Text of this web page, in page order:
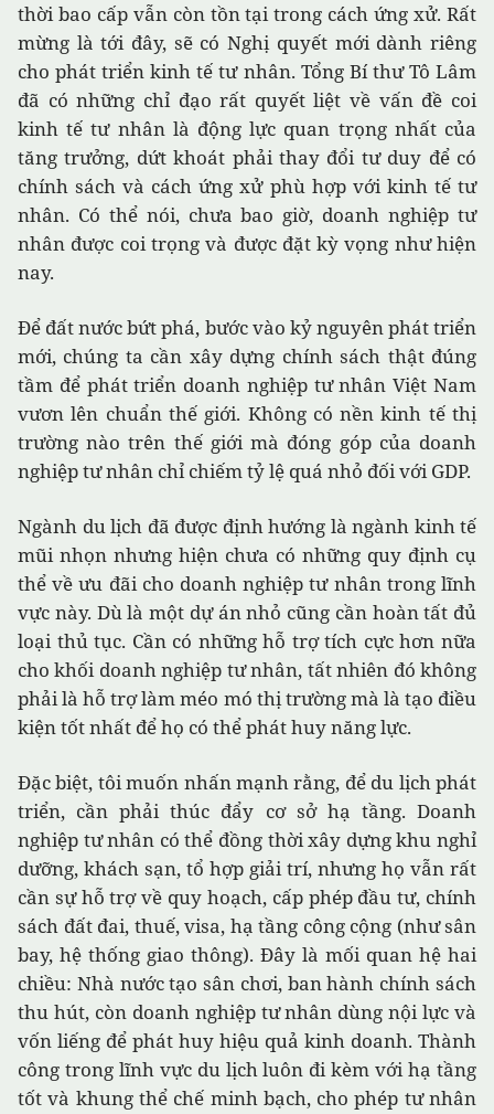
thời bao cấp vẫn còn tồn tại trong cách ứng xử. Rất
mừng là tới đây, sẽ có Nghị quyết mới dành riêng
cho phát triển kinh tế tư nhân. Tổng Bí thư Tô Lâm
đã có những chỉ đạo rất quyết liệt về vấn đề coi
kinh tế tư nhân là động lực quan trọng nhất của
tăng trưởng, dứt khoát phải thay đổi tư duy để có
chính sách và cách ứng xử phù hợp với kinh tế tư
nhân. Có thể nói, chưa bao giờ, doanh nghiệp tư
nhân được coi trọng và được đặt kỳ vọng như hiện
nay.
Để đất nước bứt phá, bước vào kỷ nguyên phát triển
mới, chúng ta cần xây dựng chính sách thật đúng
tầm để phát triển doanh nghiệp tư nhân Việt Nam
vươn lên chuẩn thế giới. Không có nền kinh tế thị
trường nào trên thế giới mà đóng góp của doanh
nghiệp tư nhân chỉ chiếm tỷ lệ quá nhỏ đối với GDP.
Ngành du lịch đã được định hướng là ngành kinh tế
mũi nhọn nhưng hiện chưa có những quy định cụ
thể về ưu đãi cho doanh nghiệp tư nhân trong lĩnh
vực này. Dù là một dự án nhỏ cũng cần hoàn tất đủ
loại thủ tục. Cần có những hỗ trợ tích cực hơn nữa
cho khối doanh nghiệp tư nhân, tất nhiên đó không
phải là hỗ trợ làm méo mó thị trường mà là tạo điều
kiện tốt nhất để họ có thể phát huy năng lực.
Đặc biệt, tôi muốn nhấn mạnh rằng, để du lịch phát
triển, cần phải thúc đẩy cơ sở hạ tầng. Doanh
nghiệp tư nhân có thể đồng thời xây dựng khu nghỉ
dưỡng, khách sạn, tổ hợp giải trí, nhưng họ vẫn rất
cần sự hỗ trợ về quy hoạch, cấp phép đầu tư, chính
sách đất đai, thuế, visa, hạ tầng công cộng (như sân
bay, hệ thống giao thông). Đây là mối quan hệ hai
chiều: Nhà nước tạo sân chơi, ban hành chính sách
thu hút, còn doanh nghiệp tư nhân dùng nội lực và
vốn liếng để phát huy hiệu quả kinh doanh. Thành
công trong lĩnh vực du lịch luôn đi kèm với hạ tầng
tốt và khung thể chế minh bạch, cho phép tư nhân